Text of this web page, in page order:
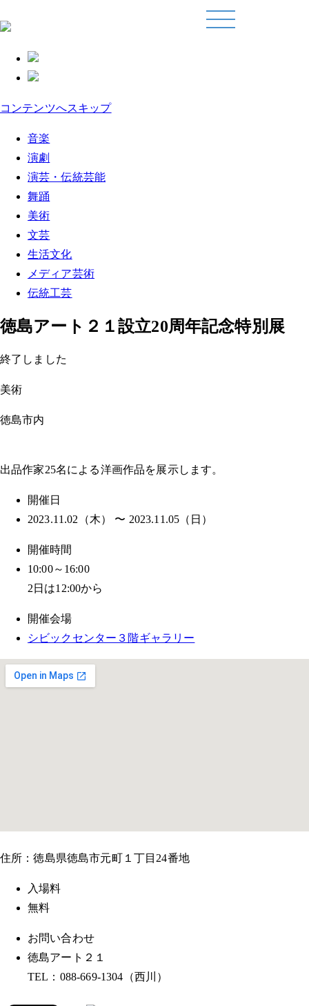
コンテンツへスキップ
音楽
演劇
演芸・伝統芸能
舞踊
美術
文芸
生活文化
メディア芸術
伝統工芸
徳島アート２１設立20周年記念特別展
終了しました
美術
徳島市内
出品作家25名による洋画作品を展示します。
開催日
2023.11.02（木） 〜 2023.11.05（日）
開催時間
10:00～16:00
2日は12:00から
開催会場
シビックセンター３階ギャラリー
住所：徳島県徳島市元町１丁目24番地
入場料
無料
お問い合わせ
徳島アート２１
TEL：088-669-1304（西川）